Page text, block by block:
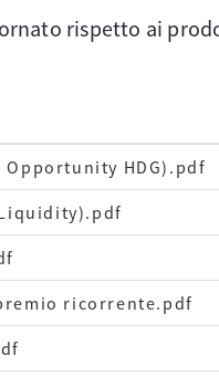
rispetto ai
Opportunity HDG).pdf
Liquidity).pdf
ricorrente.pdf